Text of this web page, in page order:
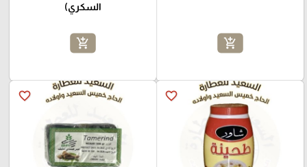
add_shopping_cart
السكري)
add_shopping_cart
favorite_border
favorite_border